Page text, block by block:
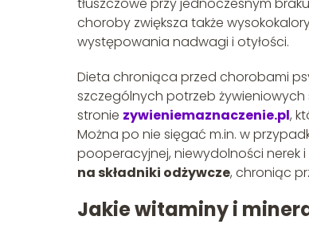
choroby zwiększa także
występowania nadwagi i otyłości.
Dieta chroniąca przed chorobami
szczególnych potrzeb żywieniowych
stronie zywieniemaznaczenie.pl,
Można po nie sięgać m.in. w
pooperacyjnej, niewydolności nerek
na składniki odżywcze, chroniąc
Jakie witaminy i